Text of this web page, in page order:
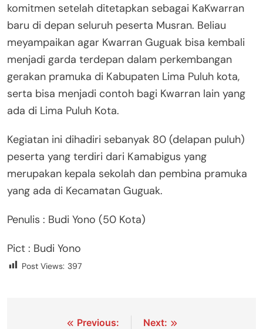
komitmen setelah ditetapkan sebagai KaKwarran
baru di depan seluruh peserta Musran. Beliau
meyampaikan agar Kwarran Guguak bisa kembali
menjadi garda terdepan dalam perkembangan
gerakan pramuka di Kabupaten Lima Puluh kota,
serta bisa menjadi contoh bagi Kwarran lain yang
ada di Lima Puluh Kota.
Kegiatan ini dihadiri sebanyak 80 (delapan puluh)
peserta yang terdiri dari Kamabigus yang
merupakan kepala sekolah dan pembina pramuka
yang ada di Kecamatan Guguak.
Penulis : Budi Yono (50 Kota)
Pict : Budi Yono
Post Views: 397
Previous:
Next: